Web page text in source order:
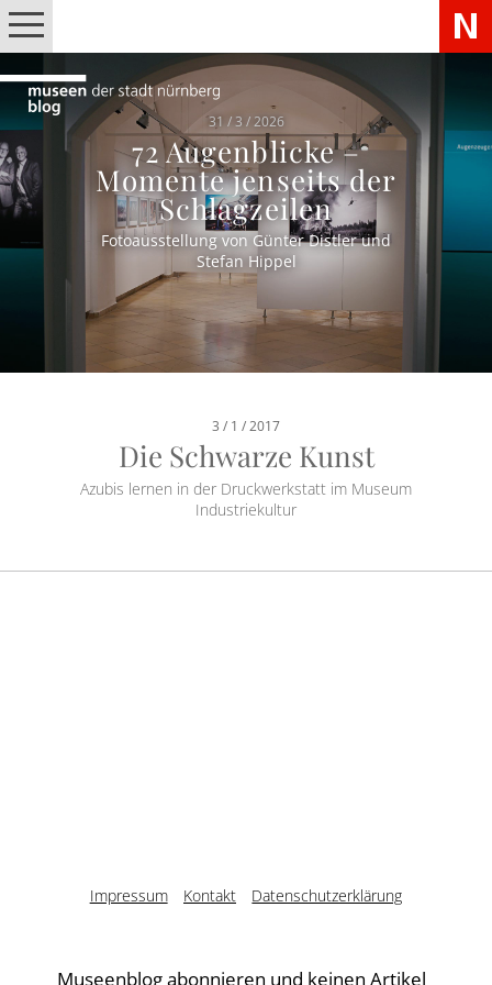
31 / 3 / 2026
72 Augenblicke –
Momente jenseits der
Schlagzeilen
Fotoausstellung von Günter Distler und
Stefan Hippel
3 / 1 / 2017
Die Schwarze Kunst
Azubis lernen in der Druckwerkstatt im Museum
Industriekultur
Impressum Kontakt Datenschutzerklärung
Museenblog abonnieren und keinen Artikel